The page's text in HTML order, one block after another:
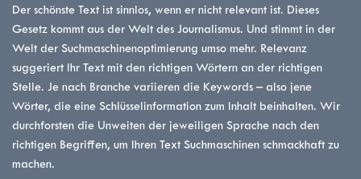
Der schönste Text ist sinnlos, wenn er nicht relevant ist. Dieses
Gesetz kommt aus der Welt des Journalismus. Und stimmt in der
Welt der Suchmaschinenoptimierung umso mehr. Relevanz
suggeriert Ihr Text mit den richtigen Wörtern an der richtigen
Stelle. Je nach Branche variieren die Keywords – also jene
Wörter, die eine Schlüsselinformation zum Inhalt beinhalten. Wir
durchforsten die Unweiten der jeweiligen Sprache nach den
richtigen Begriffen, um Ihren Text Suchmaschinen schmackhaft zu
machen.